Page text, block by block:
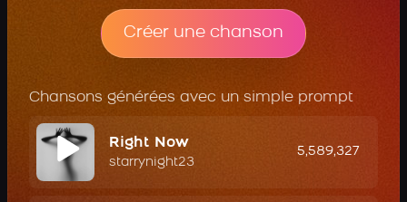
Créer une chanson
Chansons générées avec un simple prompt
Right Now
starrynight23
5,589,327